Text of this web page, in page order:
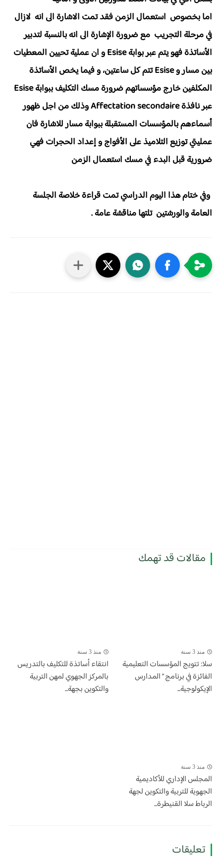
اما بخصوص استعمال الزمن فقد تمت الاشارة الى انه لازال
في مرحلة التجريب مع ضرورة الإشارة الى انه بالنسبة لتدبير
الأساتذة فهو يتم عبر بوابة Esise و ان عملية تحيين المعطيات
بين مسار و Esise تتم كل ساعتين، و فيما يخص الأساتذة
المكلفين خارج مؤسساتهم ضرورة مسك التكليف ببوابة Esise
عبر نافذة Affectation secondaire وذلك من اجل ظهور
أسماءهم بالمؤسسات المستقبلة ببوابة مسار للاشارة فان
عمليتي توزيع التلاميذ على الأفواج و إعداد الحجرات فهي
ضرورية قبل البدء في مسك استعمال الزمن
وفي ختام هذا اليوم الدراسي تمت قراءة خلاصة الجلسة
العامة والورشتين تلتها مناقشة عامة .
مقالات قد تهمك
منذ 3 سنة
سلا: تتويج المؤسسات التعليمية
الفائزة في برنامج ” المدارس
الإيكولوجية...
منذ 3 سنة
انتقاء أساتذة للتكليف بالتدريس
بالمركز الجهوي لمهن التربية
والتكوين بجهة...
منذ 3 سنة
المجلس الإداري للأكاديمية
الجهوية للتربية والتكوين لجهة
الرباط سلا القنيطرة...
تعليقات